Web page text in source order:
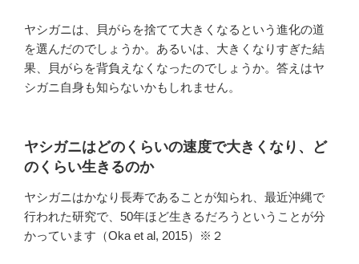
ヤシガニは、貝がらを捨てて大きくなるという進化の道
を選んだのでしょうか。あるいは、大きくなりすぎた結
果、貝がらを背負えなくなったのでしょうか。答えはヤ
シガニ自身も知らないかもしれません。
ヤシガニはどのくらいの速度で大きくなり、ど
のくらい生きるのか
ヤシガニはかなり長寿であることが知られ、最近沖縄で
行われた研究で、50年ほど生きるだろうということが分
かっています（Oka et al, 2015）※２